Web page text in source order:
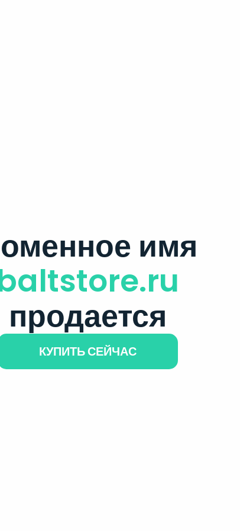
имя
продается
КУПИТЬ СЕЙЧАС